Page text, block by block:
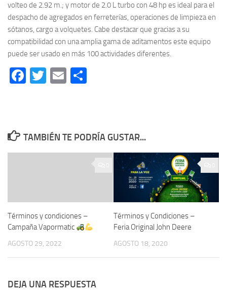
volteo de 2.92 m.; y motor de 2.0 L turbo con 48 hp es ideal para el
despacho de agregados en ferreterías, operaciones de limpieza en
sótanos, cargo a volquetes. Cabe destacar que gracias a su
compatibilidad con una amplia gama de aditamentos este equipo
puede ser usado en más 100 actividades diferentes.
Facebook
Twitter
Email
TAMBIÉN TE PODRÍA GUSTAR...
Términos y condiciones –
Campaña Vapormatic
AGOSTO 29, 2022
Términos y Condiciones –
Feria Original John Deere
AGOSTO 18, 2020
DEJA UNA RESPUESTA